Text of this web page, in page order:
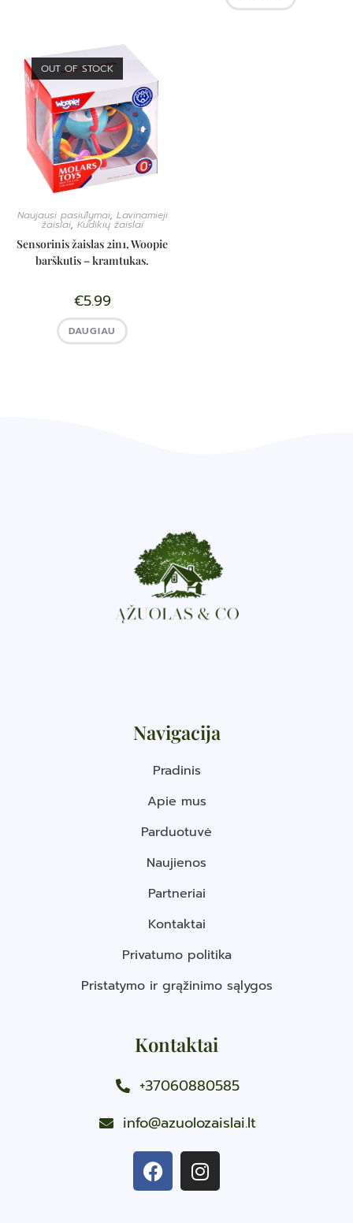
OUT OF STOCK
Naujausi pasiūlymai, Lavinamieji
žaislai, Kūdikių žaislai
Sensorinis žaislas 2in1, Woopie
barškutis – kramtukas.
€5.99
DAUGIAU
Navigacija
Pradinis
Apie mus
Parduotuvė
Naujienos
Partneriai
Kontaktai
Privatumo politika
Pristatymo ir grąžinimo sąlygos
Kontaktai
+37060880585
info@azuolozaislai.lt